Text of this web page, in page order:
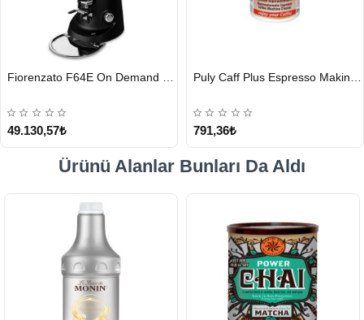
GÖNDERİ
49.130,57₺
GÖNDERİ
791,36₺
Ürünü Alanlar Bunları Da Aldı